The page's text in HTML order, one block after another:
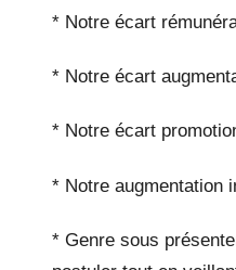
* Notre écart
* Notre écart
* Notre écart
* Notre augmentation
* Genre sous